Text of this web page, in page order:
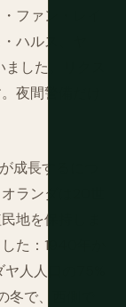
ファン・レイ
ハルス、ヤ
した。リクス
夜間警備だけ
成長するにつ
ランダは20世
地を保持しま
た：1940年か
人人口の75%
で、西側で